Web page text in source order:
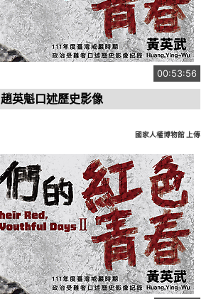
00:53:56
趙英魁口述歷史影像
國家人權博物館 上傳